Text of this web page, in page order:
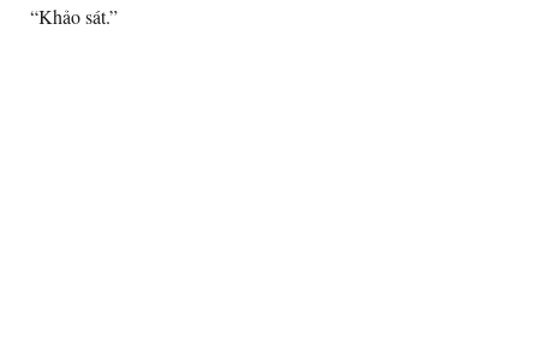
“Khảo sát.”